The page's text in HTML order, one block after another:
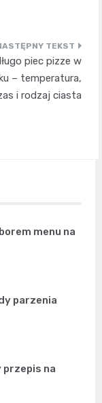
piec pizze w
– temperatura,
i rodzaj ciasta
menu na
parzenia
przepis na